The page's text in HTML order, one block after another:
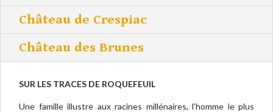
Château de Crespiac
Château des Brunes
SUR LES TRACES DE ROQUEFEUIL
Une famille illustre aux racines millénaires, l’homme le plus